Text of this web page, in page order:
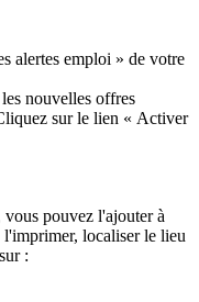
alertes emploi » de votre
nouvelles offres
sur le lien « Activer
pouvez l'ajouter à
localiser le lieu
: